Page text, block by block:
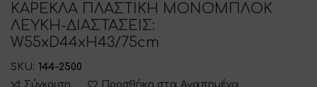
ΚΑΡΕΚΛΑ ΠΛΑΣΤΙΚΗ ΜΟΝΟΜΠΛΟΚ
ΛΕΥΚΗ-ΔΙΑΣΤΑΣΕΙΣ:
W55xD44xH43/75cm
SKU: 144-2500
Σύγκριση
Προσθήκη στα Αγαπημένα